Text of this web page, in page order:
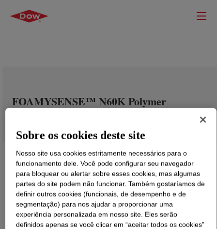
FOAMYSENSE™ N60K Polymer
Sobre os cookies deste site
Nosso site usa cookies estritamente necessários para o
funcionamento dele. Você pode configurar seu navegador
para bloquear ou alertar sobre esses cookies, mas algumas
partes do site podem não funcionar. Também gostaríamos de
definir outros cookies (funcionais, de desempenho e de
segmentação) para nos ajudar a proporcionar uma
experiência personalizada em nosso site. Eles serão
definidos apenas se você clicar em “aceitar todos os cookies”